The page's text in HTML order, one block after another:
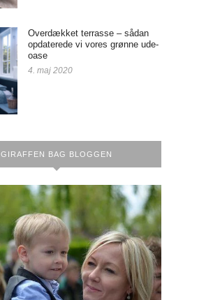
Overdækket terrasse – sådan
opdaterede vi vores grønne ude-
oase
4. maj 2020
GIRAFFEN BAG BLOGGEN